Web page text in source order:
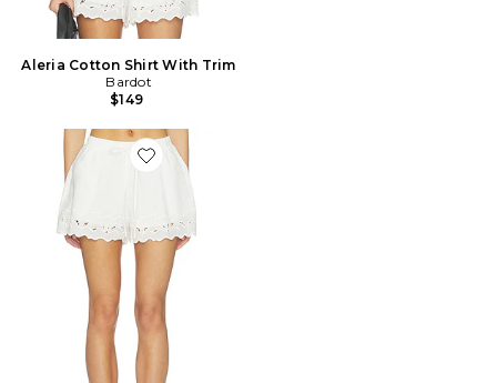
Aleria Cotton Shirt With Trim
Bardot
$149
Favorite Aleria Cotton Short With Trim